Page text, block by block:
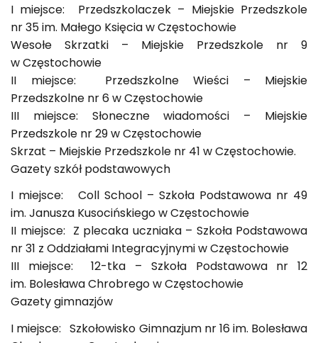
I miejsce: Przedszkolaczek – Miejskie Przedszkole
nr 35 im. Małego Księcia w Częstochowie
Wesołe Skrzatki – Miejskie Przedszkole nr 9
w Częstochowie
II miejsce: Przedszkolne Wieści – Miejskie
Przedszkolne nr 6 w Częstochowie
III miejsce: Słoneczne wiadomości – Miejskie
Przedszkole nr 29 w Częstochowie
Skrzat – Miejskie Przedszkole nr 41 w Częstochowie.
Gazety szkół podstawowych
I miejsce: Coll School – Szkoła Podstawowa nr 49
im. Janusza Kusocińskiego w Częstochowie
II miejsce: Z plecaka uczniaka – Szkoła Podstawowa
nr 31 z Oddziałami Integracyjnymi w Częstochowie
III miejsce: 12-tka – Szkoła Podstawowa nr 12
im. Bolesława Chrobrego w Częstochowie
Gazety gimnazjów
I miejsce: Szkołowisko Gimnazjum nr 16 im. Bolesława